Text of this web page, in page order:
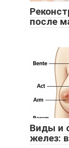
после
Виды и
желез: